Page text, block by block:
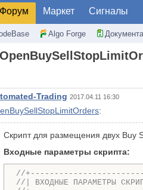
Форум Маркет Сигналы
Algo Forge
Trading 2017.04.11 16:30
:
Скрипт для размещения двух Buy
Входные параметры скрипта:
//
//| ВХОДНЫЕ ПАРАМЕТРЫ